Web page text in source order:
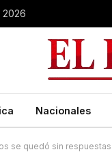
2026
Nacionales
se quedó sin respuestas